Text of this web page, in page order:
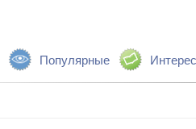
Популярные